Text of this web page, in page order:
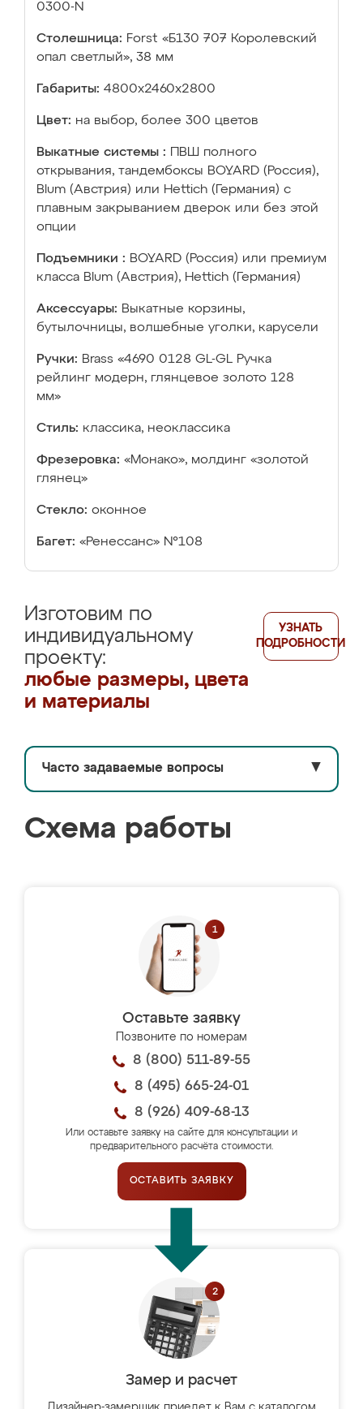
0300-N
Столешница: Forst «Б130 707 Королевский
опал светлый», 38 мм
Габариты: 4800х2460х2800
Цвет: на выбор, более 300 цветов
Выкатные системы :
ПВШ полного
открывания, тандембоксы BOYARD (Россия),
Blum (Австрия) или Hettich (Германия) с
плавным закрыванием дверок или без этой
опции
Подъемники : BOYARD (Россия) или премиум
класса Blum (Австрия), Hettich (Германия)
Аксессуары: Выкатные корзины,
бутылочницы, волшебные уголки, карусели
Ручки: Brass «4690 0128 GL-GL Ручка
рейлинг модерн, глянцевое золото 128
мм»
Стиль: классика, неоклассика
Фрезеровка: «Монако», молдинг «золотой
глянец»
Стекло: оконное
Багет: «Ренессанс» №108
Изготовим по
индивидуальному
проекту:
любые размеры, цвета
и материалы
УЗНАТЬ
ПОДРОБНОСТИ
Часто задаваемые вопросы ▼
Схема работы
Оставьте заявку
Позвоните по номерам
8 (800) 511-89-55
8 (495) 665-24-01
8 (926) 409-68-13
Или оставьте заявку на сайте для консультации и
предварительного расчёта стоимости.
ОСТАВИТЬ ЗАЯВКУ
Замер и расчет